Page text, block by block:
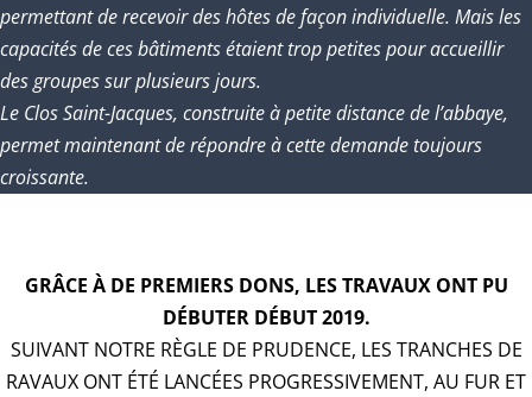
permettant de recevoir des hôtes de façon individuelle. Mais les
capacités de ces bâtiments étaient trop petites pour accueillir
des groupes sur plusieurs jours.
Le Clos Saint-Jacques, construite à petite distance de l’abbaye,
permet maintenant de répondre à cette demande toujours
croissante.
GRÂCE À DE PREMIERS DONS, LES TRAVAUX ONT PU
DÉBUTER DÉBUT 2019.
SUIVANT NOTRE RÈGLE DE PRUDENCE, LES TRANCHES DE
RAVAUX ONT ÉTÉ LANCÉES PROGRESSIVEMENT, AU FUR ET